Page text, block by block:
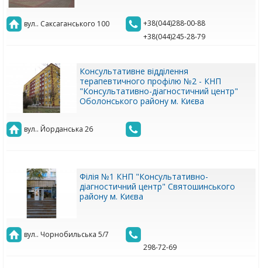
вул.. Саксаганського 100
+38(044)288-00-88
+38(044)245-28-79
Консультативне відділення
терапевтичного профілю №2 - КНП
"Консультативно-діагностичний центр"
Оболонського району м. Києва
вул.. Йорданська 26
Філія №1 КНП "Консультативно-
діагностичний центр" Святошинського
району м. Києва
вул.. Чорнобильська 5/7
298-72-69